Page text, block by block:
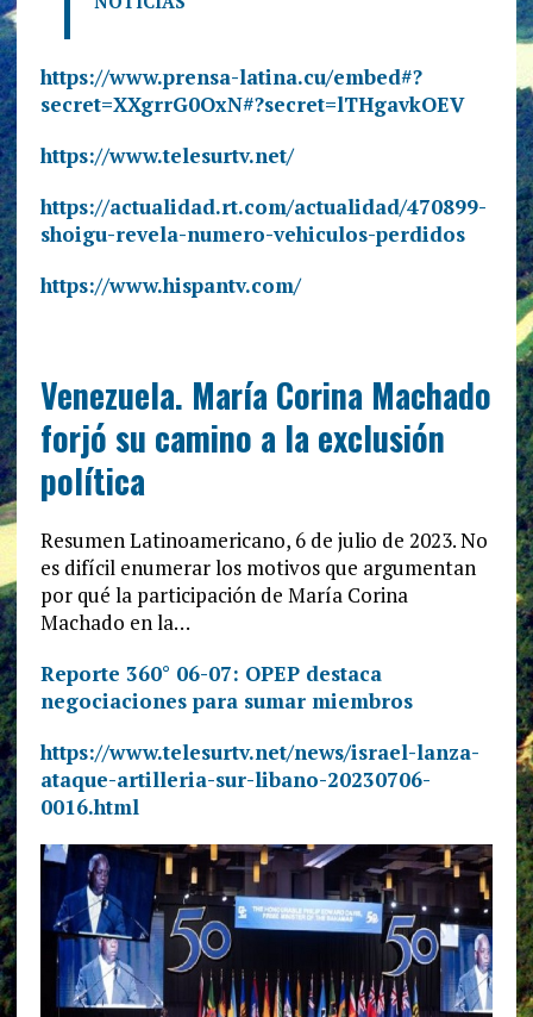
https://www.prensa-latina.cu/embed#?
secret=XXgrrG0OxN#?secret=lTHgavkOEV
https://www.telesurtv.net/
https://actualidad.rt.com/actualidad/470899-
shoigu-revela-numero-vehiculos-perdidos
https://www.hispantv.com/
Venezuela. María Corina Machado
forjó su camino a la exclusión
política
Resumen Latinoamericano, 6 de julio de 2023. No
es difícil enumerar los motivos que argumentan
por qué la participación de María Corina
Machado en la…
Reporte 360° 06-07: OPEP destaca
negociaciones para sumar miembros
https://www.telesurtv.net/news/israel-lanza-
ataque-artilleria-sur-libano-20230706-
0016.html